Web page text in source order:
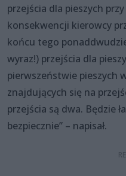
przejścia dla pieszych
konsekwencji kierowcy
końcu tego
wyraz!) przejścia dla
pierwszeństwie pieszych
znajdujących się na
przejścia są dwa. Będzie
bezpiecznie” – napisał.